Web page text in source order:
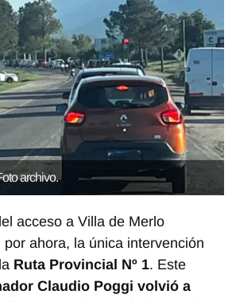
archivo.
acceso a Villa de Merlo
ahora, la única intervención
Ruta Provincial Nº 1. Este
Claudio Poggi volvió a